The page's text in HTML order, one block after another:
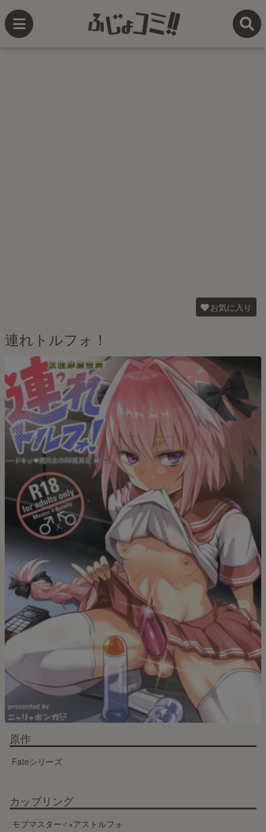
お気に入り
連れトルフォ！
原作
Fateシリーズ
カップリング
モブマスター♂×アストルフォ